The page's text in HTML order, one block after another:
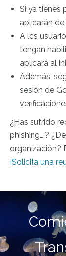
Si ya tienes
aplicarán
A los
tengan
aplicará al
Además,
sesión de
¿Has sufrido
phishing….?
organización?
¡Solicita una